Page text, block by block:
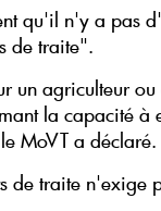
qu'il n'y a pas
de traite".
un agriculteur
la capacité à
MoVT a déclaré.
de traite n'exige